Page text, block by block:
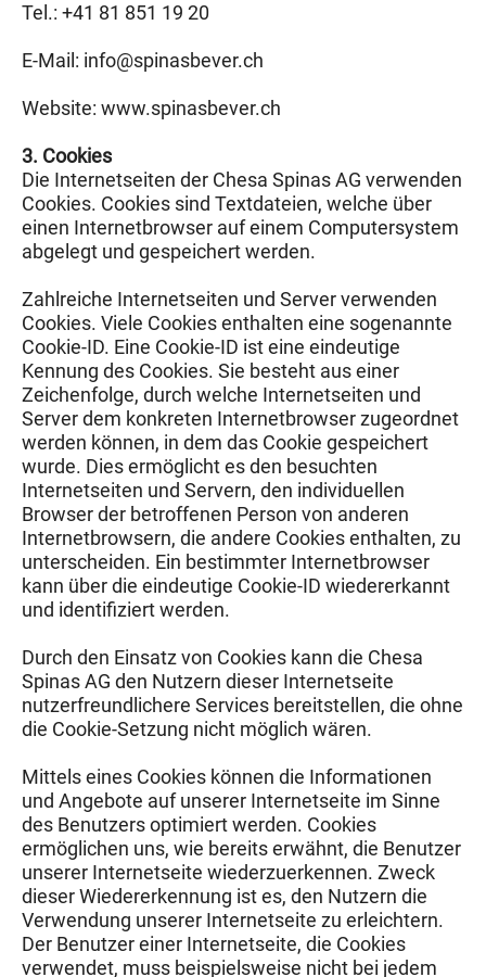
Tel.: +41 81 851 19 20
E-Mail: info@spinasbever.ch
Website: www.spinasbever.ch
3. Cookies
Die Internetseiten der Chesa Spinas AG verwenden
Cookies. Cookies sind Textdateien, welche über
einen Internetbrowser auf einem Computersystem
abgelegt und gespeichert werden.
Zahlreiche Internetseiten und Server verwenden
Cookies. Viele Cookies enthalten eine sogenannte
Cookie-ID. Eine Cookie-ID ist eine eindeutige
Kennung des Cookies. Sie besteht aus einer
Zeichenfolge, durch welche Internetseiten und
Server dem konkreten Internetbrowser zugeordnet
werden können, in dem das Cookie gespeichert
wurde. Dies ermöglicht es den besuchten
Internetseiten und Servern, den individuellen
Browser der betroffenen Person von anderen
Internetbrowsern, die andere Cookies enthalten, zu
unterscheiden. Ein bestimmter Internetbrowser
kann über die eindeutige Cookie-ID wiedererkannt
und identifiziert werden.
Durch den Einsatz von Cookies kann die Chesa
Spinas AG den Nutzern dieser Internetseite
nutzerfreundlichere Services bereitstellen, die ohne
die Cookie-Setzung nicht möglich wären.
Mittels eines Cookies können die Informationen
und Angebote auf unserer Internetseite im Sinne
des Benutzers optimiert werden. Cookies
ermöglichen uns, wie bereits erwähnt, die Benutzer
unserer Internetseite wiederzuerkennen. Zweck
dieser Wiedererkennung ist es, den Nutzern die
Verwendung unserer Internetseite zu erleichtern.
Der Benutzer einer Internetseite, die Cookies
verwendet, muss beispielsweise nicht bei jedem